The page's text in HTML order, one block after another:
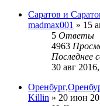
Саратов и
madmax001 » 15
5 Ответы
4963
Последнее
30 авг
Killin » 20 июн